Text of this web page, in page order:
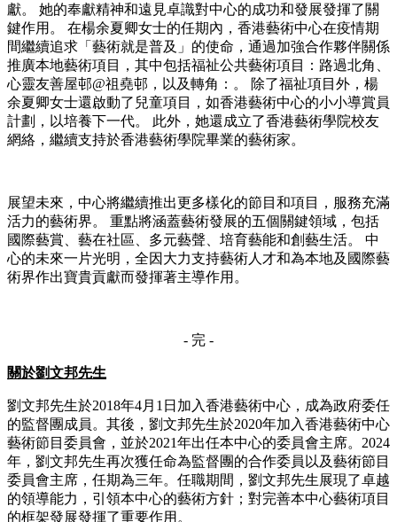
獻。 她的奉獻精神和遠見卓識對中心的成功和發展發揮了關
鍵作用。 在楊余夏卿女士的任期內，香港藝術中心在疫情期
間繼續追求「藝術就是普及」的使命，通過加強合作夥伴關係
推廣本地藝術項目，其中包括福祉公共藝術項目：路過北角、
心靈友善屋邨@祖堯邨，以及轉角：。 除了福祉項目外，楊
余夏卿女士還啟動了兒童項目，如香港藝術中心的小小導賞員
計劃，以培養下一代。 此外，她還成立了香港藝術學院校友
網絡，繼續支持於香港藝術學院畢業的藝術家。
展望未來，中心將繼續推出更多樣化的節目和項目，服務充滿
活力的藝術界。 重點將涵蓋藝術發展的五個關鍵領域，包括
國際藝賞、藝在社區、多元藝聲、培育藝能和創藝生活。 中
心的未來一片光明，全因大力支持藝術人才和為本地及國際藝
術界作出寶貴貢獻而發揮著主導作用。
- 完 -
關於劉文邦先生
劉文邦先生於2018年4月1日加入香港藝術中心，成為政府委任
的監督團成員。其後，劉文邦先生於2020年加入香港藝術中心
藝術節目委員會，並於2021年出任本中心的委員會主席。2024
年，劉文邦先生再次獲任命為監督團的合作委員以及藝術節目
委員會主席，任期為三年。任職期間，劉文邦先生展現了卓越
的領導能力，引領本中心的藝術方針；對完善本中心藝術項目
的框架發展發揮了重要作用。